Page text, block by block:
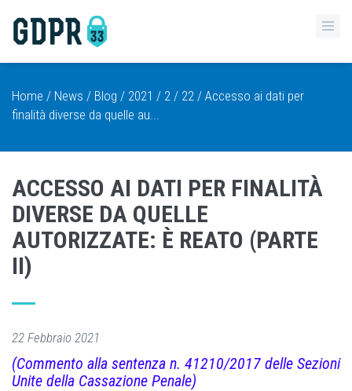
Home / News / Blog / 2021 / 2 / 22 / Accesso ai dati per
finalità diverse da quelle au...
ACCESSO AI DATI PER FINALITÀ
DIVERSE DA QUELLE
AUTORIZZATE: È REATO (PARTE
II)
22 Febbraio 2021
(Commento alla sentenza n. 41210/2017 delle Sezioni
Unite della Cassazione Penale)